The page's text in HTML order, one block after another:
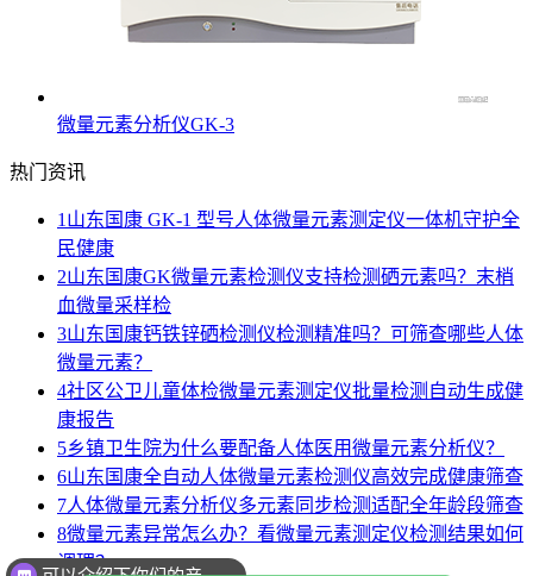
微量元素分析仪GK-3
热门资讯
1 山东国康 GK-1 型号人体微量元素测定仪一体机守护全
民健康
2山东国康GK微量元素检测仪支持检测硒元素吗？末梢
血微量采样检
3山东国康钙铁锌硒检测仪检测精准吗？可筛查哪些人体
微量元素？
4社区公卫儿童体检微量元素测定仪批量检测自动生成健
康报告
5乡镇卫生院为什么要配备人体医用微量元素分析仪？
6山东国康全自动人体微量元素检测仪高效完成健康筛查
7人体微量元素分析仪多元素同步检测适配全年龄段筛查
8微量元素异常怎么办？看微量元素测定仪检测结果如何
调理？